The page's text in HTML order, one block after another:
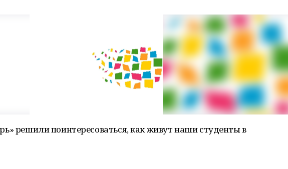
решили поинтересоваться, как живут наши студенты в